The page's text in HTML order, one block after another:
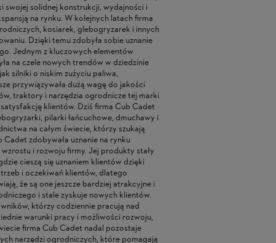
DO
swojej solidnej konstrukcji, wydajności i
na rynku. W kolejnych latach firma
kosiarek, glebogryzarek i innych
Dzięki temu zdobyła sobie uznanie
Jednym z kluczowych elementów
na czele nowych trendów w dziedzinie
silniki o niskim zużyciu paliwa,
przywiązywała dużą wagę do jakości
traktory i narzędzia ogrodnicze tej marki
klientów. Dziś firma Cub Cadet
pilarki łańcuchowe, dmuchawy i
na całym świecie, którzy szukają
zdobywała uznanie na rynku
i rozwoju firmy. Jej produkty stały
cieszą się uznaniem klientów dzięki
i oczekiwań klientów, dlatego
że są one jeszcze bardziej atrakcyjne i
i stale zyskuje nowych klientów.
którzy codziennie pracują nad
warunki pracy i możliwości rozwoju,
firma Cub Cadet nadal pozostaje
narzędzi ogrodniczych, które pomagają